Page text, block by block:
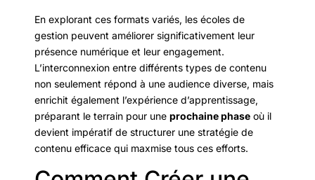
En explorant ces formats variés, les écoles de
gestion peuvent améliorer significativement leur
présence numérique et leur engagement.
L’interconnexion entre différents types de contenu
non seulement répond à une audience diverse, mais
enrichit également l’expérience d’apprentissage,
préparant le terrain pour une prochaine phase où il
devient impératif de structurer une stratégie de
contenu efficace qui maxmise tous ces efforts.